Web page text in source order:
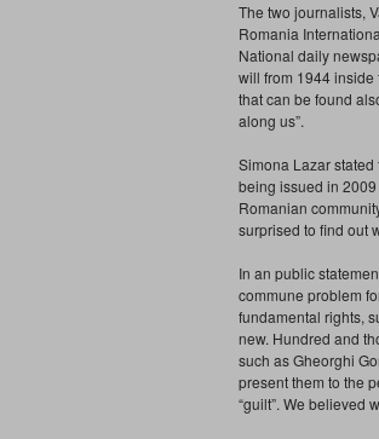
The two journalists,
Romania
National daily
will from 1944
that can be found
along us”.
Simona Lazar stated
being issued in
Romanian
surprised to find out
In an public
commune problem
fundamental rights,
new. Hundred and
such as Gheorghi
present them to the
“guilt”. We believed